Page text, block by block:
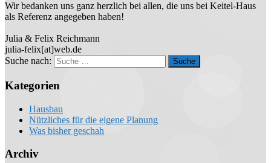
Wir bedanken uns ganz herzlich bei allen, die uns bei Keitel-Haus
als Referenz angegeben haben!
Julia & Felix Reichmann
julia-felix[at]web.de
Suche nach:
Kategorien
Hausbau
Nützliches für die eigene Planung
Was bisher geschah
Archiv